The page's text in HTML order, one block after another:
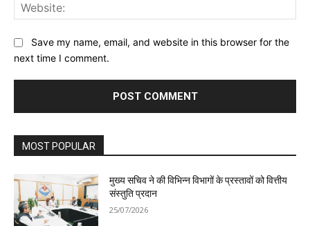
Save my name, email, and website in this browser for the
next time I comment.
MOST POPULAR
मुख्य सचिव ने की विभिन्न विभागों के प्रस्तावों को वित्तीय
संस्तुति प्रदान
25/07/2026